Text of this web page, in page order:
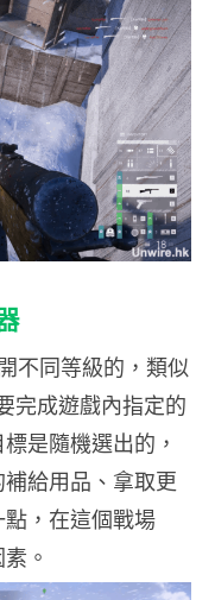
不同等級的，類似
完成遊戲內指定的
是隨機選出的，
給用品、拿取更
，在這個戰場
。